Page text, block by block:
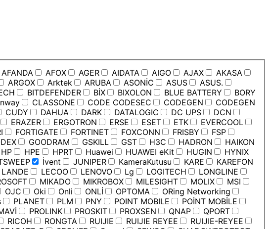
AFANDA AFOX AGER AIDATA AIGO AJAX
AKASA
ARGOX Arktek ARUBA ASONİC ASUS
ASUS.
BITDEFENDER BİX BIXOLON BLUE BATTERY
BORY
CLASSONE CODE CODESEC CODEGEN
CODEGEN
CUDY DAHUA DARK DATALOGIC DC UPS
DCN
ERAZER ERGOTRON ERSE ESET ETK
EVERCOOL
FORTIGATE FORTINET FOXCONN FRISBY
FSP
GOODRAM GSKILL GST H3C HADRON
HAIKON
HP HPE HPRT Huawei HUAWEI eKit HUGIN
HYNIX
İvent JUNIPER KameraKutusu KARE
KAREFON
LANDE LECOO LENOVO Lg LOGITECH
LONGLINE
MIKADO MIKROBOX MILESIGHT MOLIX
MSI
OJC Oki Onli ONLİ OPTOMA
ORing Networking
PLANET PLM PNY POINT MOBILE
POİNT MOBİLE
PROLINK PROSKIT PROXSEN QNAP
QPORT
RICOH RONGTA RUIJIE RUIJIE REYEE
RUIJIE-REYEE